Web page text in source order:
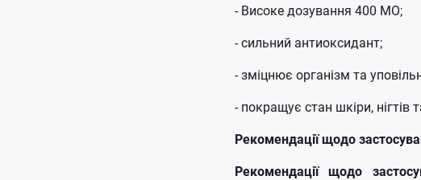
- Високе дозування 400 МО;
- сильний антиоксидант;
- зміцнює організм та
- покращує стан шкіри, нігтів
Рекомендації щодо
Рекомендації щодо